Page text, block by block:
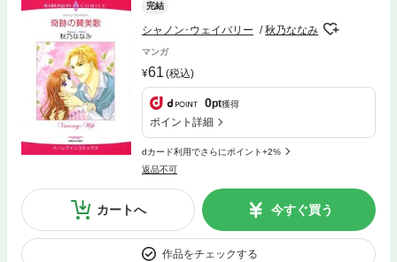
完結
シャノン･ウェイバリー 秋乃ななみ
マンガ
61 (税込)
0pt獲得
ポイント詳細
dカード利用でさらにポイント+2%
返品不可
カートへ 今すぐ買う
作品をチェックする